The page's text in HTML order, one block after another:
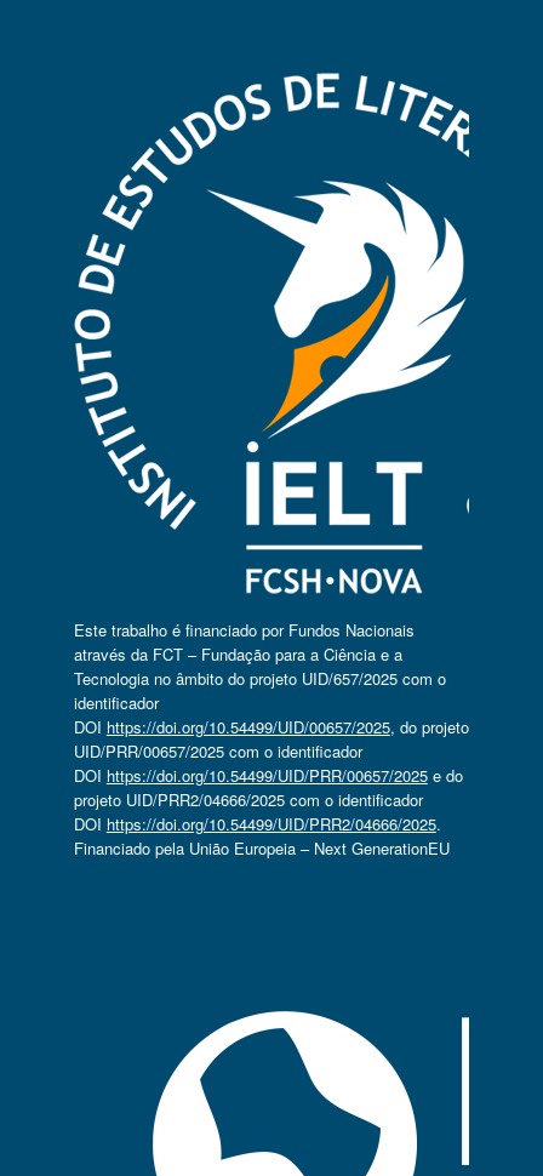
Este trabalho é financiado por Fundos Nacionais
através da FCT – Fundação para a Ciência e a
Tecnologia no âmbito do projeto UID/657/2025 com o
identificador
DOI https://doi.org/10.54499/UID/00657/2025, do projeto
UID/PRR/00657/2025 com o identificador
DOI https://doi.org/10.54499/UID/PRR/00657/2025e do
projeto UID/PRR2/04666/2025 com o identificador
DOI https://doi.org/10.54499/UID/PRR2/04666/2025.
Financiado pela União Europeia – Next GenerationEU